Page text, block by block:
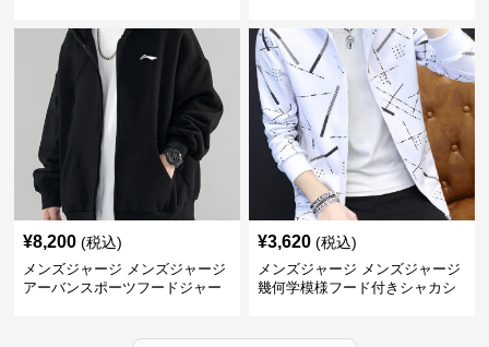
¥8,200 (税込)
メンズジャージ メンズジャージ
アーバンスポーツフードジャー
¥3,620 (税込)
メンズジャージ メンズジャージ
幾何学模様フード付きシャカシ